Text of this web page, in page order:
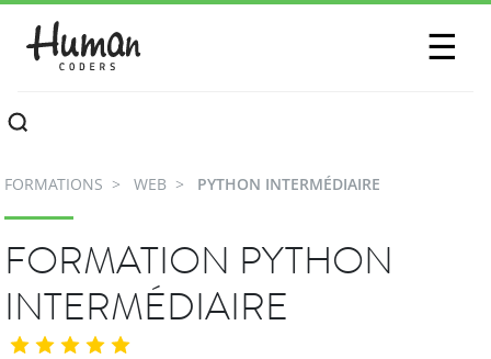
☰
CONTACTEZ-NOUS
FORMATIONS WEB PYTHON INTERMÉDIAIRE
FORMATION PYTHON
INTERMÉDIAIRE